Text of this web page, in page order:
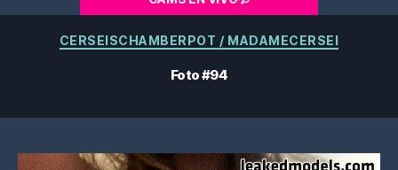
Categorías
CERSEISCHAMBERPOT / MADAMECERSEI
Foto #94